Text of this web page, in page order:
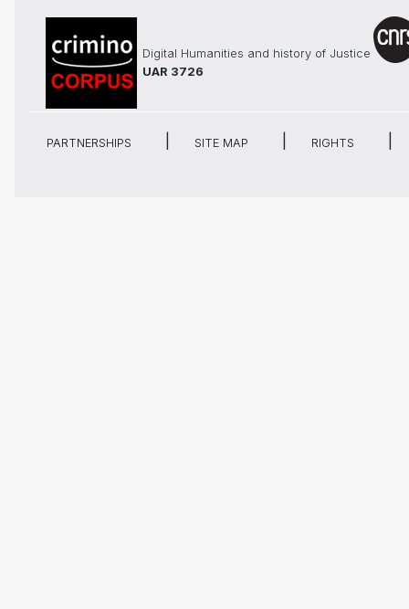
Digital Humanities and history of Justice
UAR 3726
PARTNERSHIPS SITE MAP RIGHTS